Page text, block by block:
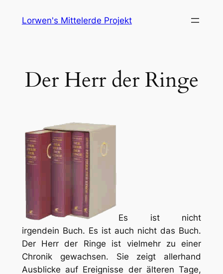
Lorwen's Mittelerde Projekt
Der Herr der Ringe
Es ist nicht
irgendein Buch. Es ist auch nicht das Buch.
Der Herr der Ringe ist vielmehr zu einer
Chronik gewachsen. Sie zeigt allerhand
Ausblicke auf Ereignisse der älteren Tage,